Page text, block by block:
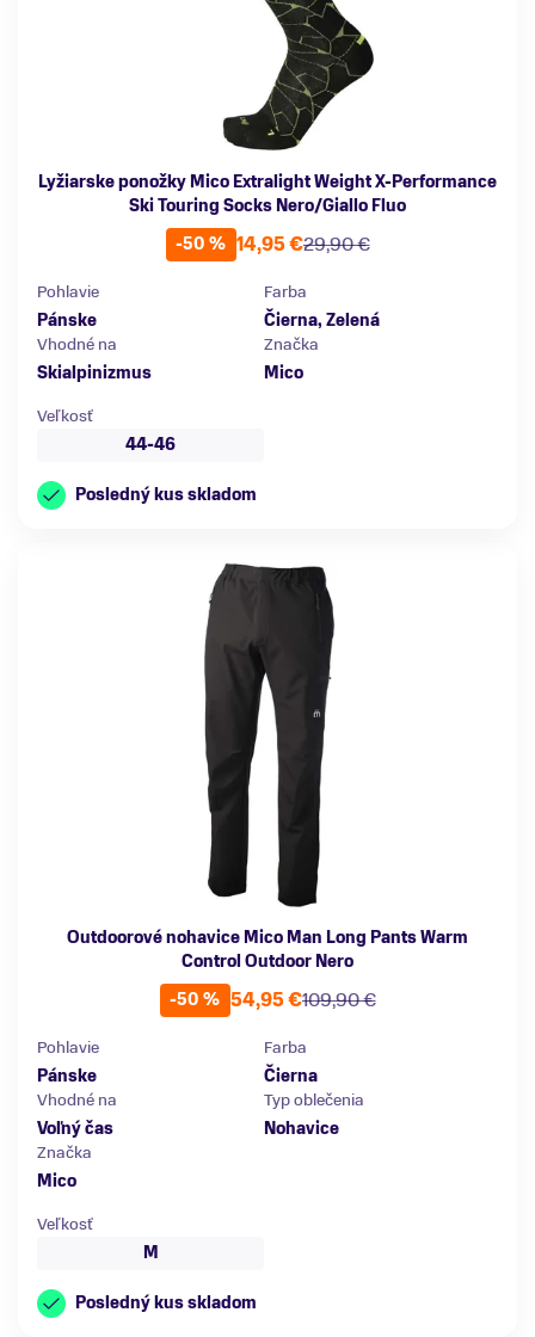
Lyžiarske ponožky Mico Extralight Weight X-Performance
Ski Touring Socks Nero/Giallo Fluo
-50 %
29,90 €
14,95 €
Pohlavie
Pánske
Farba
Čierna, Zelená
Vhodné na
Skialpinizmus
Značka
Mico
Veľkosť
44-46
Posledný kus skladom
Outdoorové nohavice Mico Man Long Pants Warm
Control Outdoor Nero
-50 %
109,90 €
54,95 €
Pohlavie
Pánske
Farba
Čierna
Vhodné na
Voľný čas
Typ oblečenia
Nohavice
Značka
Mico
Veľkosť
M
Posledný kus skladom